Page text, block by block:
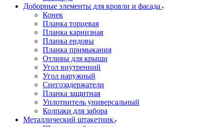
Доборные элементы для кровли и фасада
Конек
Планка торцевая
Планка карнизная
Планка ендовы
Планка примыкания
Отливы для крыши
Угол внутренний
Угол наружный
Снегозадержатели
Планка защитная
Уплотнитель универсальный
Колпаки для забора
Металлический штакетник